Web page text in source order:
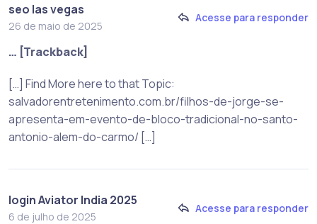
seo las vegas
26 de maio de 2025
Acesse para responder
… [Trackback]
[…] Find More here to that Topic:
salvadorentretenimento.com.br/filhos-de-jorge-se-
apresenta-em-evento-de-bloco-tradicional-no-santo-
antonio-alem-do-carmo/ […]
login Aviator India 2025
6 de julho de 2025
Acesse para responder